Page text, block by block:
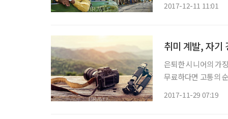
2017-12-11 11:01
취미 계발, 자기
은퇴한 시니어의 가
무료하다면 고통의
2017-11-29 07:19